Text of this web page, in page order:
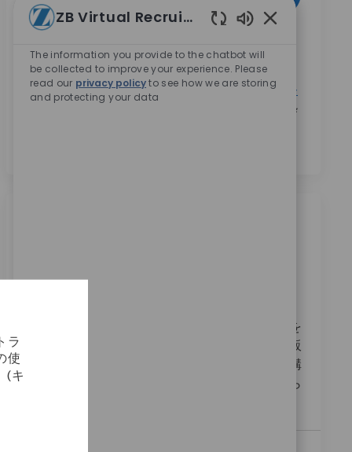
ラ
使
(キ
Biometのキャリア機会に関する情報を受け取ること
に同意します。 *
このチェックボックスの選択により、
プライバシー
に記載されている採用目的での個人データの処
私たちは、フィールドセールストラウマの役割を
果たす情熱的な方を探しています。医療機器の販
売において、ドクターやナースとの信頼関係を構
築し、患者様のために全力を尽くすことが求めら
ZB Virtual Recruiter
The information you provide to the chatbot will
be collected to improve your experience. Please
read our privacy policyto see how we are storing
and protecting your data